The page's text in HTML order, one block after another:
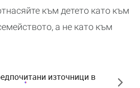
към детето като към
а не като към
източници в